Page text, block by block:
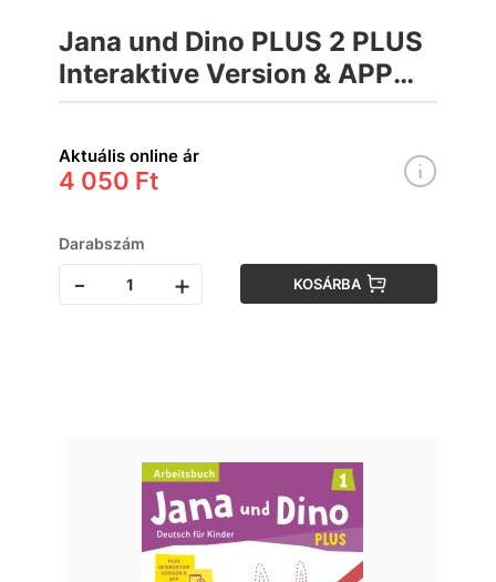
Jana und Dino PLUS 2 PLUS
Interaktive Version & APP
Tankönyv
Aktuális online ár
4 050 Ft
Darabszám
- + KOSÁRBA